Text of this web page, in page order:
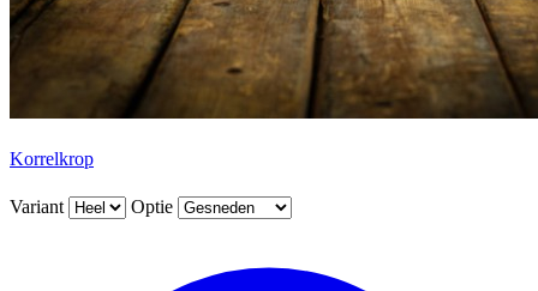
Korrelkrop
Variant Optie